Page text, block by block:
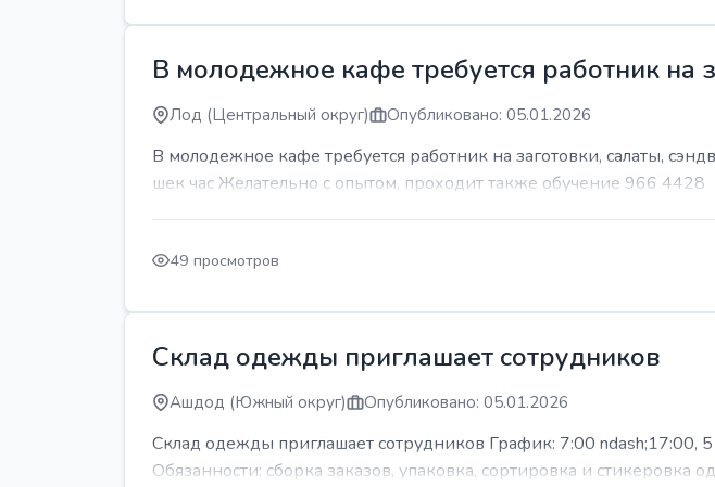
В молодежное кафе требуется работник на
Лод (Центральный округ) Опубликовано: 05.01.2026
В молодежное кафе требуется работник на заготовки, салаты,
шек час Желательно с опытом, проходит также обучение 966 4428
49 просмотров
Склад одежды приглашает сотрудников
Ашдод (Южный округ) Опубликовано: 05.01.2026
Склад одежды приглашает сотрудников График: 7:00 ndash;17:00,
Обязанности: сборка заказов, упаковка, сортировка и стикеровка